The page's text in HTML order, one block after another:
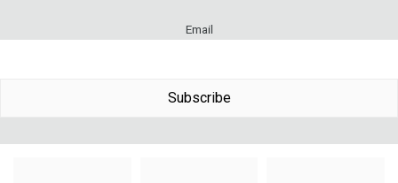
Email
Subscribe